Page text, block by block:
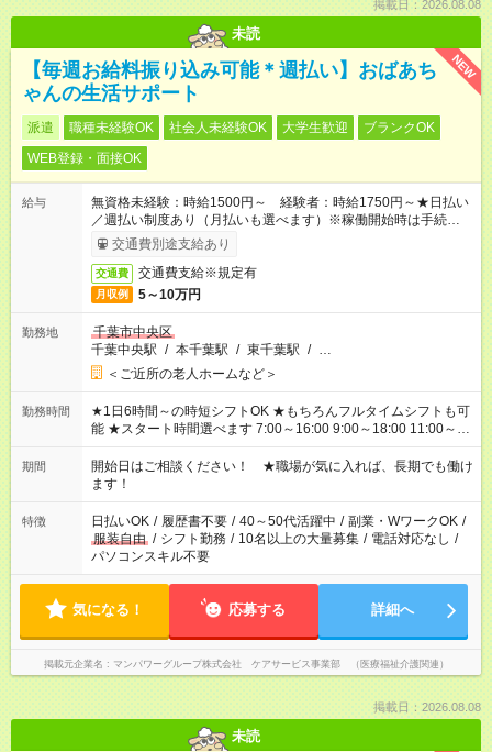
掲載日：2026.08.08
未読
NEW
【毎週お給料振り込み可能＊週払い】おばあち
ゃんの生活サポート
派遣 職種未経験OK 社会人未経験OK 大学生歓迎
ブランクOK
WEB登録・面接OK
給与
無資格未経験：時給1500円～ 経験者：時給1750円～★日払い
／週払い制度あり（月払いも選べます）※稼働開始時は手続き完
了次第のお支払いとなります。
交通費別途支給あり
交通費 交通費支給※規定有
月収例 5～10万円
勤務地
千葉市中央区
千葉中央駅 / 本千葉駅 / 東千葉駅 / …
＜ご近所の老人ホームなど＞
勤務時間
★1日6時間～の時短シフトOK ★もちろんフルタイムシフトも可
能 ★スタート時間選べます 7:00～16:00 9:00～18:00 11:00～
20:00 など 残業なし！ ※Wワークの場合、他のお仕事と合わせ
週40時間超の就業はご案内できません ※法令に基づき、週20時
間以上勤務は社会保険への加入対象となります ※労働者派遣法
（日雇い派遣の原則禁止）により、短時間・短期間の就業はご
案内が難しい場合があります
期間
開始日はご相談ください！ ★職場が気に入れば、長期でも働け
ます！
特徴 日払いOK / 履歴書不要 / 40～50代活躍中 / 副業・WワークOK /
服装自由 / シフト勤務 / 10名以上の大量募集 / 電話対応なし /
パソコンスキル不要
気になる！ 応募する 詳細へ
掲載元企業名 マンパワーグループ株式会社 ケアサービス事業部 （医療福祉介護関連）
掲載日：2026.08.08
未読